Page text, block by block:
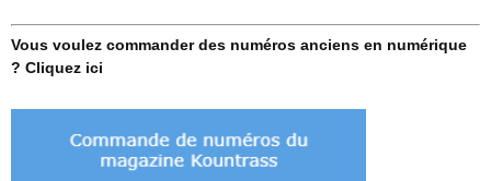
Vous voulez commander des numéros anciens en numérique
? Cliquez ici